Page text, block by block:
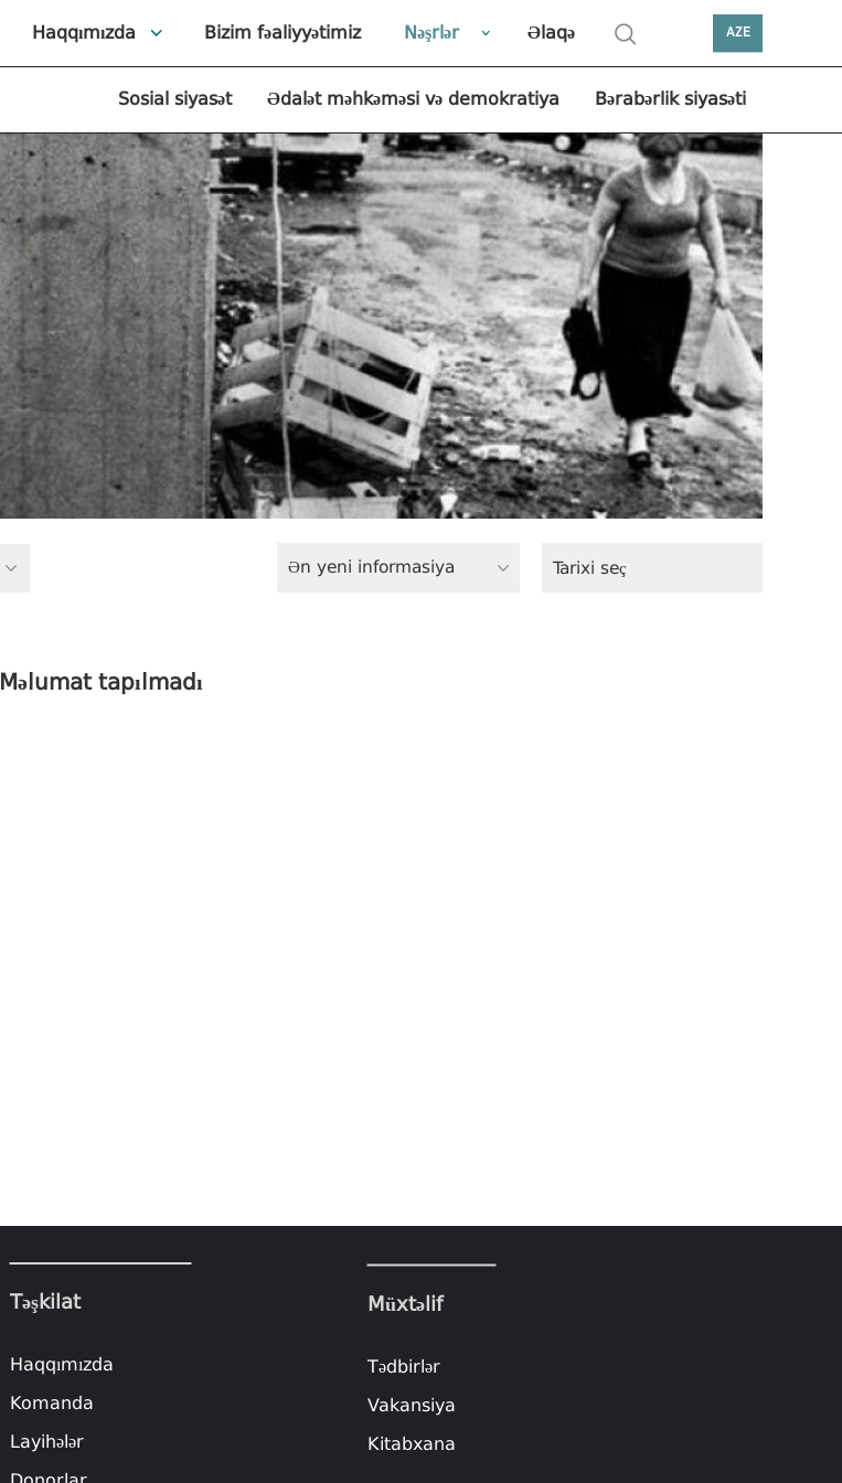
Haqqımızda Bizim fəaliyyətimiz Nəşrlər Əlaqə AZE
Sosial siyasət Ədalət məhkəməsi və demokratiya Bərabərlik siyasəti
Ən yeni informasiya
Məlumat tapılmadı
Təşkilat
Haqqımızda
Komanda
Layihələr
Müxtəlif
Tədbirlər
Vakansiya
Kitabxana